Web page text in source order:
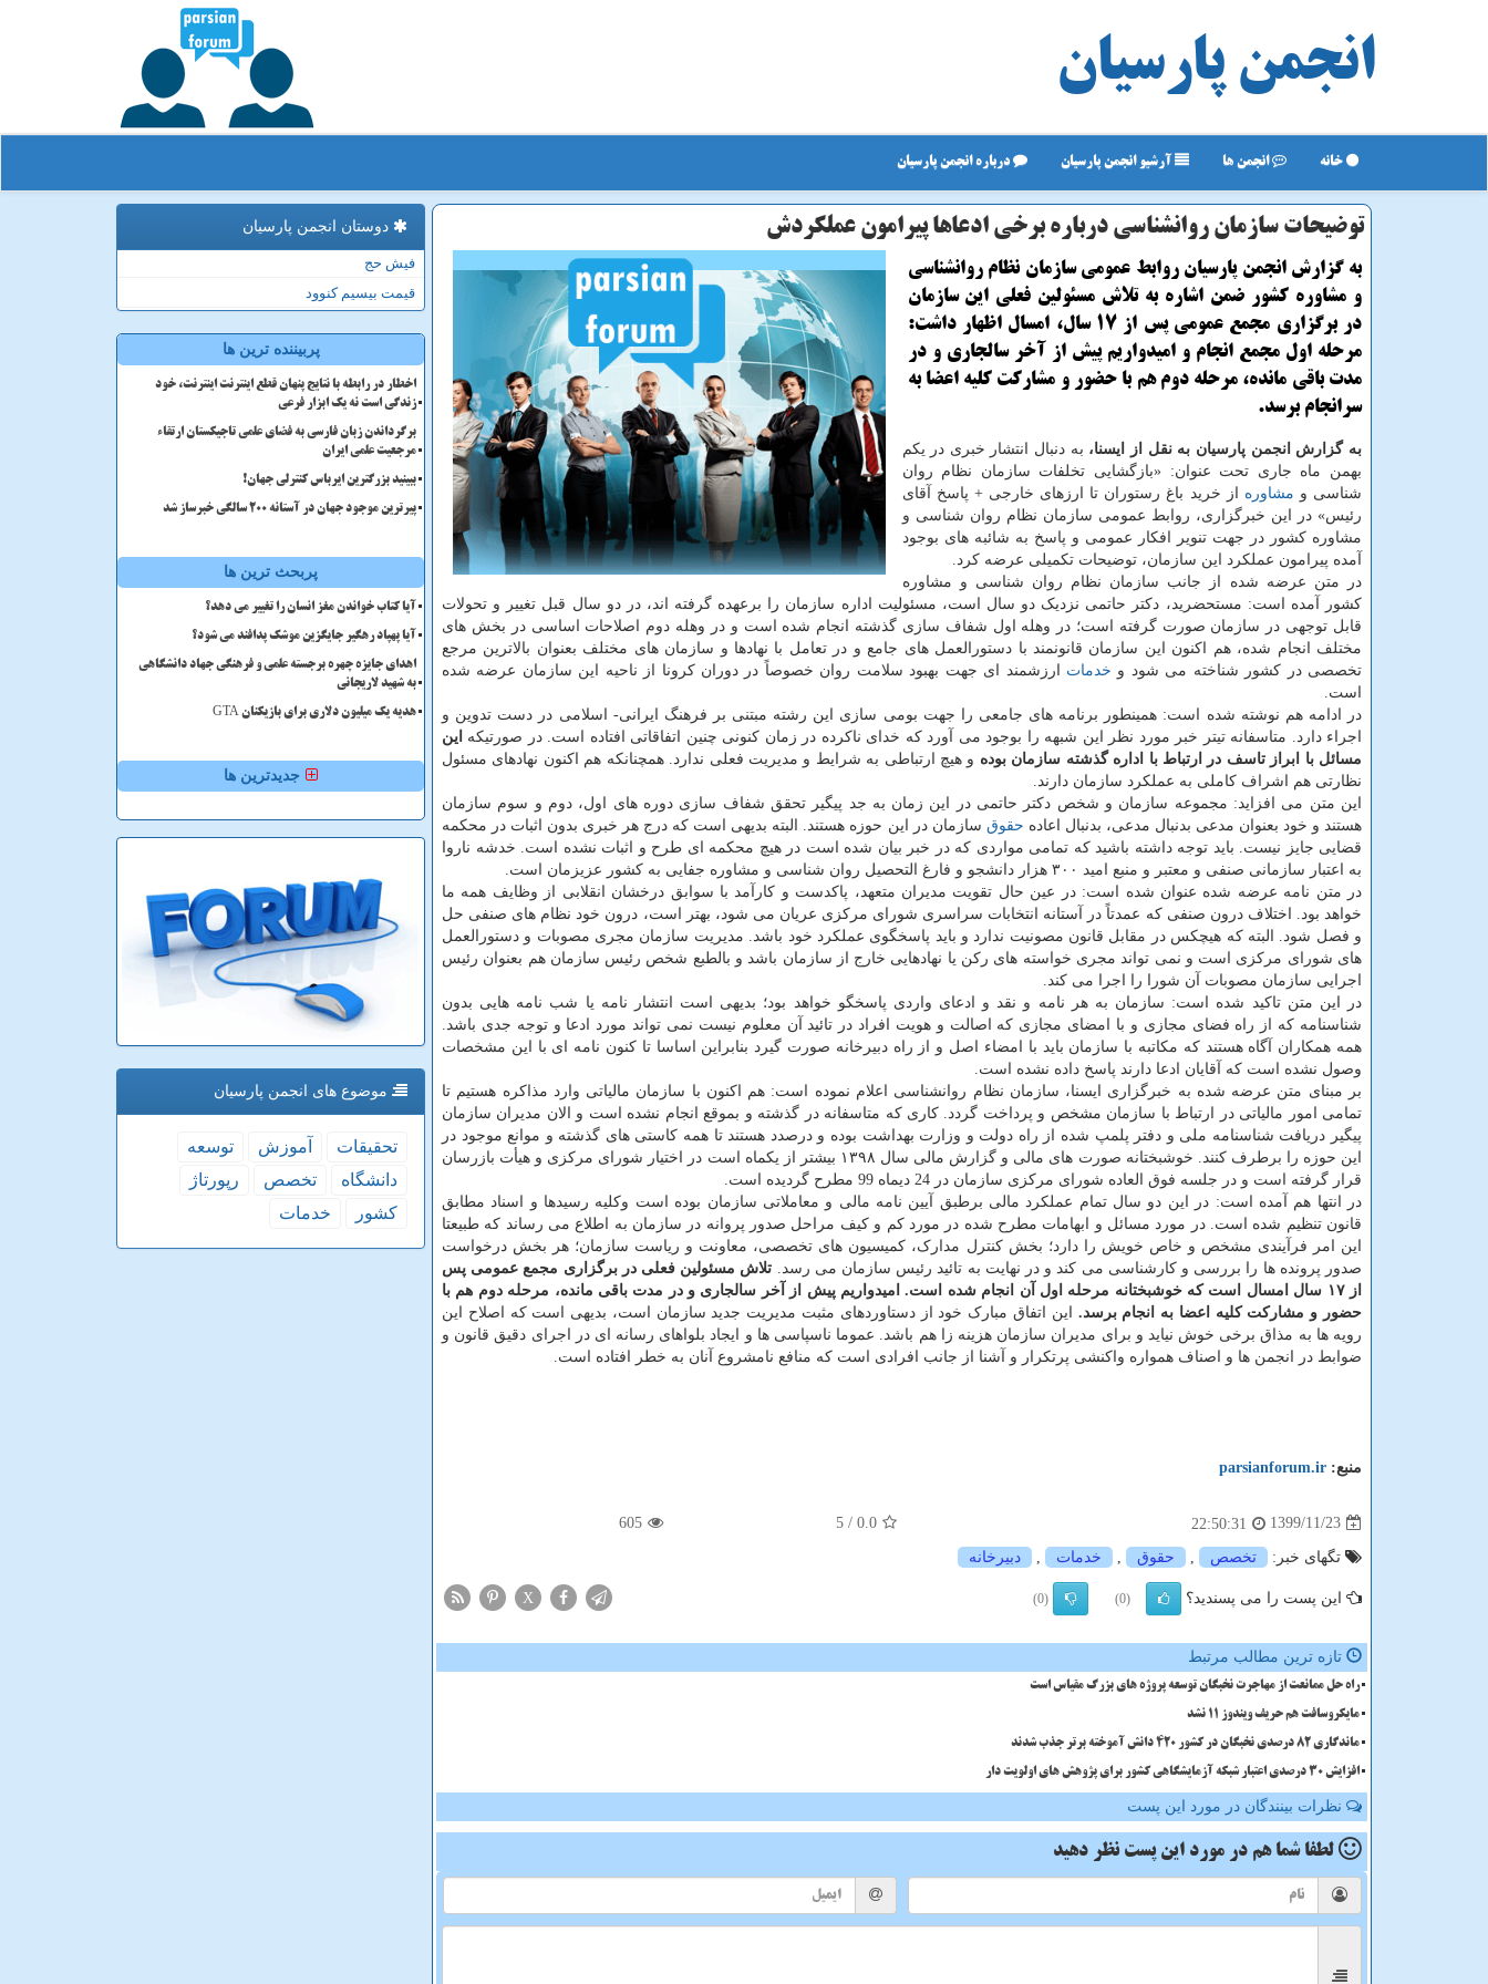
انجمن پارسیان
خانه انجمن ها آرشیو انجمن پارسیان درباره انجمن پارسیان
توضیحات سازمان روانشناسی درباره برخی ادعاها پیرامون عملكردش
به گزارش انجمن پارسیان روابط عمومی سازمان نظام روانشناسی
و مشاوره کشور ضمن اشاره به تلاش مسئولین فعلی این سازمان
در برگزاری مجمع عمومی پس از ۱۷ سال، امسال اظهار داشت:
مرحله اول مجمع انجام و امیدواریم پیش از آخر سالجاری و در
مدت باقی مانده، مرحله دوم هم با حضور و مشارکت کلیه اعضا به
سرانجام برسد.
به گزارش انجمن پارسیان به نقل از ایسنا، به دنبال انتشار خبری در یکم
بهمن ماه جاری تحت عنوان: «بازگشایی تخلفات سازمان نظام روان
شناسی و مشاوره از خرید باغ رستوران تا ارزهای خارجی + پاسخ آقای
رئیس» در این خبرگزاری، روابط عمومی سازمان نظام روان شناسی و
مشاوره کشور در جهت تنویر افکار عمومی و پاسخ به شائبه های بوجود
آمده پیرامون عملکرد این سازمان، توضیحات تکمیلی عرضه کرد.
در متن عرضه شده از جانب سازمان نظام روان شناسی و مشاوره
کشور آمده است: مستحضرید، دکتر حاتمی نزدیک دو سال است، مسئولیت اداره سازمان را برعهده گرفته اند، در دو سال قبل تغییر و تحولات
قابل توجهی در سازمان صورت گرفته است؛ در وهله اول شفاف سازی گذشته انجام شده است و در وهله دوم اصلاحات اساسی در بخش های
مختلف انجام شده، هم اکنون این سازمان قانونمند با دستورالعمل های جامع و در تعامل با نهادها و سازمان های مختلف بعنوان بالاترین مرجع
تخصصی در کشور شناخته می شود و خدمات ارزشمند ای جهت بهبود سلامت روان خصوصاً در دوران کرونا از ناحیه این سازمان عرضه شده
است.
در ادامه هم نوشته شده است: همینطور برنامه های جامعی را جهت بومی سازی این رشته مبتنی بر فرهنگ ایرانی- اسلامی در دست تدوین و
اجراء دارد. متاسفانه تیتر خبر مورد نظر این شبهه را بوجود می آورد که خدای ناکرده در زمان کنونی چنین اتفاقاتی افتاده است. در صورتیکه این
مسائل با ابراز تاسف در ارتباط با اداره گذشته سازمان بوده و هیچ ارتباطی به شرایط و مدیریت فعلی ندارد. همچنانکه هم اکنون نهادهای مسئول
نظارتی هم اشراف کاملی به عملکرد سازمان دارند.
این متن می افزاید: مجموعه سازمان و شخص دکتر حاتمی در این زمان به جد پیگیر تحقق شفاف سازی دوره های اول، دوم و سوم سازمان
هستند و خود بعنوان مدعی بدنبال مدعی، بدنبال اعاده حقوق سازمان در این حوزه هستند. البته بدیهی است که درج هر خبری بدون اثبات در محکمه
قضایی جایز نیست. باید توجه داشته باشید که تمامی مواردی که در خبر بیان شده است در هیچ محکمه ای طرح و اثبات نشده است. خدشه ناروا
به اعتبار سازمانی صنفی و معتبر و منبع امید ۳۰۰ هزار دانشجو و فارغ التحصیل روان شناسی و مشاوره جفایی به کشور عزیزمان است.
در متن نامه عرضه شده عنوان شده است: در عین حال تقویت مدیران متعهد، پاکدست و کارآمد با سوابق درخشان انقلابی از وظایف همه ما
خواهد بود. اختلاف درون صنفی که عمدتاً در آستانه انتخابات سراسری شورای مرکزی عریان می شود، بهتر است، درون خود نظام های صنفی حل
و فصل شود. البته که هیچکس در مقابل قانون مصونیت ندارد و باید پاسخگوی عملکرد خود باشد. مدیریت سازمان مجری مصوبات و دستورالعمل
های شورای مرکزی است و نمی تواند مجری خواسته های رکن یا نهادهایی خارج از سازمان باشد و بالطبع شخص رئیس سازمان هم بعنوان رئیس
اجرایی سازمان مصوبات آن شورا را اجرا می کند.
در این متن تاکید شده است: سازمان به هر نامه و نقد و ادعای واردی پاسخگو خواهد بود؛ بدیهی است انتشار نامه یا شب نامه هایی بدون
شناسنامه که از راه فضای مجازی و با امضای مجازی که اصالت و هویت افراد در تائید آن معلوم نیست نمی تواند مورد ادعا و توجه جدی باشد.
همه همکاران آگاه هستند که مکاتبه با سازمان باید با امضاء اصل و از راه دبیرخانه صورت گیرد بنابراین اساسا تا کنون نامه ای با این مشخصات
وصول نشده است که آقایان ادعا دارند پاسخ داده نشده است.
بر مبنای متن عرضه شده به خبرگزاری ایسنا، سازمان نظام روانشناسی اعلام نموده است: هم اکنون با سازمان مالیاتی وارد مذاکره هستیم تا
تمامی امور مالیاتی در ارتباط با سازمان مشخص و پرداخت گردد. کاری که متاسفانه در گذشته و بموقع انجام نشده است و الان مدیران سازمان
پیگیر دریافت شناسنامه ملی و دفتر پلمپ شده از راه دولت و وزارت بهداشت بوده و درصدد هستند تا همه کاستی های گذشته و موانع موجود در
این حوزه را برطرف کنند. خوشبختانه صورت های مالی و گزارش مالی سال ۱۳۹۸ بیشتر از یکماه است در اختیار شورای مرکزی و هیأت بازرسان
قرار گرفته است و در جلسه فوق العاده شورای مرکزی سازمان در 24 دیماه 99 مطرح گردیده است.
در انتها هم آمده است: در این دو سال تمام عملکرد مالی برطبق آیین نامه مالی و معاملاتی سازمان بوده است وکلیه رسیدها و اسناد مطابق
قانون تنظیم شده است. در مورد مسائل و ابهامات مطرح شده در مورد کم و کیف مراحل صدور پروانه در سازمان به اطلاع می رساند که طبیعتا
این امر فرآیندی مشخص و خاص خویش را دارد؛ بخش کنترل مدارک، کمیسیون های تخصصی، معاونت و ریاست سازمان؛ هر بخش درخواست
صدور پرونده ها را بررسی و کارشناسی می کند و در نهایت به تائید رئیس سازمان می رسد. تلاش مسئولین فعلی در برگزاری مجمع عمومی پس
از ۱۷ سال امسال است که خوشبختانه مرحله اول آن انجام شده است. امیدواریم پیش از آخر سالجاری و در مدت باقی مانده، مرحله دوم هم با
حضور و مشارکت کلیه اعضا به انجام برسد. این اتفاق مبارک خود از دستاوردهای مثبت مدیریت جدید سازمان است، بدیهی است که اصلاح این
رویه ها به مذاق برخی خوش نیاید و برای مدیران سازمان هزینه زا هم باشد. عموما ناسپاسی ها و ایجاد بلواهای رسانه ای در اجرای دقیق قانون و
ضوابط در انجمن ها و اصناف همواره واکنشی پرتکرار و آشنا از جانب افرادی است که منافع نامشروع آنان به خطر افتاده است.
منبع: parsianforum.ir
1399/11/23
22:50:31
0.0
/ 5
605
تگهای خبر: تخصص حقوق خدمات دبیرخانه
این پست را می پسندید؟ (0)
(0)
X
تازه ترین مطالب مرتبط
راه حل ممانعت از مهاجرت نخبگان توسعه پروژه های بزرگ مقیاس است
مایکروسافت هم حریف ویندوز 11 نشد
ماندگاری 82 درصدی نخبگان در کشور 420 دانش آموخته برتر جذب شدند
افزایش 30 درصدی اعتبار شبکه آزمایشگاهی کشور برای پژوهش های اولویت دار
نظرات بینندگان در مورد این پست
لطفا شما هم در مورد این پست نظر دهید
دوستان انجمن پارسیان
فیش حج
قیمت بیسیم کنوود
پربیننده ترین ها
اخطار در رابطه با نتایج پنهان قطع اینترنت اینترنت، خود
زندگی است نه یک ابزار فرعی
برگرداندن زبان فارسی به فضای علمی تاجیکستان ارتقاء
مرجعیت علمی ایران
ببینید بزرگترین ایرباس کنترلی جهان!
پیرترین موجود جهان در آستانه ۲۰۰ سالگی خبرساز شد
پربحث ترین ها
آیا کتاب خواندن مغز انسان را تغییر می دهد؟
آیا پهپاد رهگیر جایگزین موشک پدافند می شود؟
اهدای جایزه چهره برجسته علمی و فرهنگی جهاد دانشگاهی
به شهید لاریجانی
هدیه یک میلیون دلاری برای بازیکنان GTA
جدیدترین ها
موضوع های انجمن پارسیان
تحقیقات آموزش
توسعه
دانشگاه
تخصص
رپورتاژ
كشور
خدمات